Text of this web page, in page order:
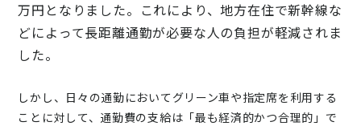
万円となりまし た。これにより、地方在住で新幹線な
どによって長距離通勤が必要な人の負担が軽減されま
した。
しかし、日々の通勤においてグリーン車や指定席を利用する
ことに対して、通勤費の支給は「最も経済的かつ合理的」で